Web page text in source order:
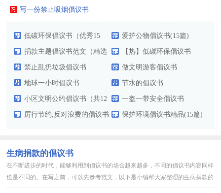
写一份禁止吸烟倡议书
低碳环保倡议书（优秀15
篇）
爱护公物倡议书(15篇)
捐款主题倡议书范文（精选
14篇）
【热】低碳环保倡议书
禁止乱扔垃圾倡议书 做文明游客倡议书
地球一小时倡议书 节水的倡议书
小区文明公约倡议书（共12
篇）
一盔一带安全倡议书
厉行节约,反对浪费的倡议书 保护环境倡议书精品(15篇)
生病捐款的倡议书
在不断进步的时代，能够利用到倡议书的场合越来越多，不同的倡议书内容同样
也是不同的。在写之前，可以先参考范文，以下是小编帮大家整理的生病捐款的
倡议书，希望对大家有所帮助。生病捐款的倡议书1xx全体师生：...